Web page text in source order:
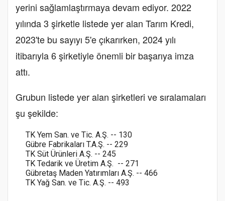
yerini sağlamlaştırmaya devam ediyor. 2022
yılında 3 şirketle listede yer alan Tarım Kredi,
2023'te bu sayıyı 5'e çıkarırken, 2024 yılı
itibarıyla 6 şirketiyle önemli bir başarıya imza
attı.
Grubun listede yer alan şirketleri ve sıralamaları
şu şekilde:
TK Yem San. ve Tic. A.Ş. -- 130
Gübre Fabrikaları T.A.Ş. -- 229
TK Süt Ürünleri A.Ş. -- 245
TK Tedarik ve Üretim A.Ş. -- 271
Gübretaş Maden Yatırımları A.Ş. -- 466
TK Yağ San. ve Tic. A.Ş. -- 493